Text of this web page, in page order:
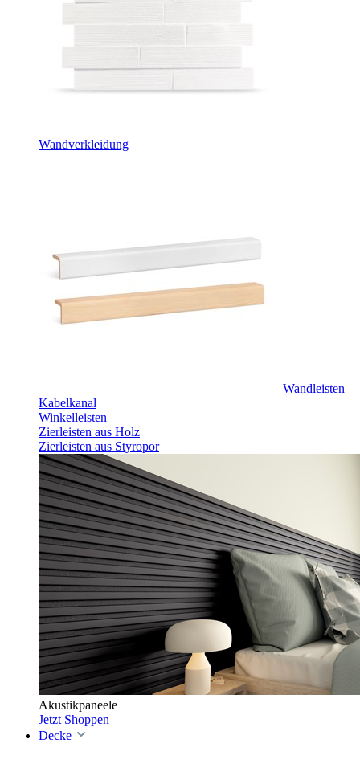
Wandverkleidung
Wandleisten
Kabelkanal
Winkelleisten
Zierleisten aus Holz
Zierleisten aus Styropor
Akustikpaneele
Jetzt Shoppen
Decke